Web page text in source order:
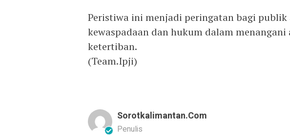
Peristiwa ini menjadi peringatan bagi publik
kewaspadaan dan hukum dalam
ketertiban.
(Team.Ipji)
Sorotkalimantan.com
Penulis